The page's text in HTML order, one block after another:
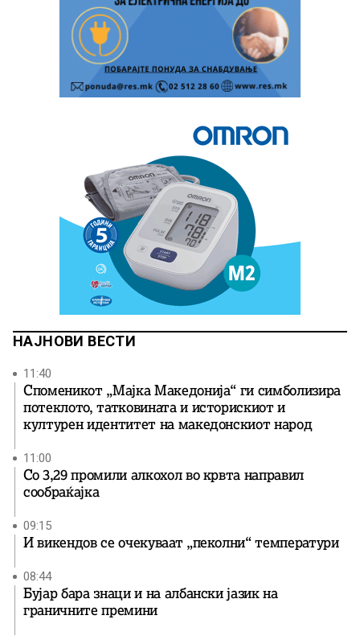
НАЈНОВИ ВЕСТИ
11:40
Споменикот „Мајка Македонија“ ги симболизира
потеклото, татковината и историскиот и
културен идентитет на македонскиот народ
11:00
Со 3,29 промили алкохол во крвта направил
сообраќајка
09:15
И викендов се очекуваат „пеколни“ температури
08:44
Бујар бара знаци и на албански јазик на
граничните премини